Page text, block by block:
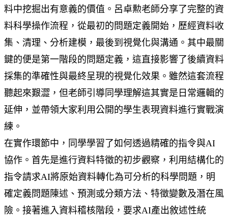
料中挖掘出有意義的價值。呂卓勲老師分享了完整的資
料科學操作流程，從最初的問題定義開始，歷經資料收
集、清理、分析建模，最後到視覺化與溝通。其中最關
鍵的便是第一階段的問題定義，這直接影響了後續資料
採集的準確性與最終呈現的視覺化效果。雖然這套流程
聽起來艱澀，但老師引導同學理解這其實是日常邏輯的
延伸，並帶領大家利用公開的學生表現資料進行實戰演
練。
在實作環節中，同學學習了如何透過精確的指令與AI
協作。首先是進行資料特徵的初步觀察，利用結構化的
指令請求AI將原始資料轉化為可分析的科學問題，明
確定義問題陳述、預測或分類方法、特徵變數及潛在風
險。接著進入資料稽核階段，要求AI產出敘述性統